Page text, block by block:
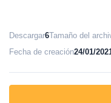
Descargar6Tamaño del
Fecha de creación24/01/